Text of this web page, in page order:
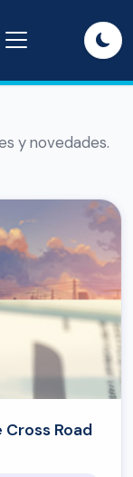
y novedades.
Road